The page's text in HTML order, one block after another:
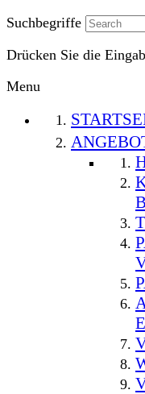
Suchbegriffe
Drücken Sie die
Menu